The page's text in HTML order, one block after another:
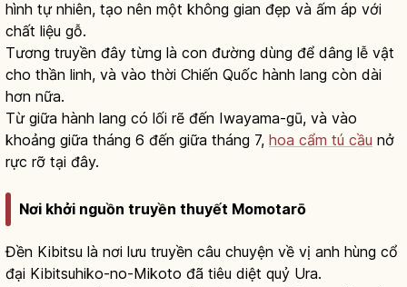
hình tự nhiên, tạo nên một không gian đẹp và ấm áp với
chất liệu gỗ.
Tương truyền đây từng là con đường dùng để dâng lễ vật
cho thần linh, và vào thời Chiến Quốc hành lang còn dài
hơn nữa.
Từ giữa hành lang có lối rẽ đến Iwayama-gū, và vào
khoảng giữa tháng 6 đến giữa tháng 7, hoa cẩm tú cầu nở
rực rỡ tại đây.
Nơi khởi nguồn truyền thuyết Momotarō
Đền Kibitsu là nơi lưu truyền câu chuyện về vị anh hùng cổ
đại Kibitsuhiko-no-Mikoto đã tiêu diệt quỷ Ura.